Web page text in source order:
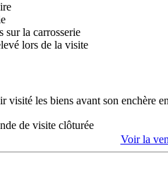
sur la carrosserie
lors de la visite
visité les biens avant son enchère
de visite clôturée
Voir la